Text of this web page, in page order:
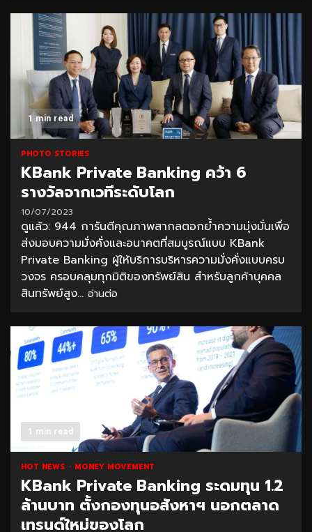
1 min read
PHOTO STORIES
KBank Private Banking คว้า 6
รางวัลจากเวทีระดับโลก
10/07/2023
ดูแล้ว: 944 การันตีคุณภาพสากลตอกย้ำความมุ่งมั่นเพื่อ
ส่งมอบความมั่งคั่งและอนาคตที่สมบูรณ์แบบ KBank
Private Banking ผู้ให้บริการบริหารความมั่งคั่งแบบครบ
วงจร ครอบคลุมทุกมิติของทรัพย์สิน สำหรับลูกค้าบุคคล
สินทรัพย์สูง... อ่านต่อ
1 min read
HOT NEWS MONEY MOVEMENT
KBank Private Banking ระดมทุน 1.2
ล้านบาท ตั้งกองทุนอสังหาฯ นอกตลาด
เทรนด์ใหม่ของโลก